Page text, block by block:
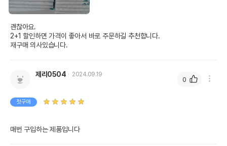
괜찮아요.
2+1 할인하면 가격이 좋아서 바로 주문하길 추천합니다.
재구매 의사있습니다.
제리0504 2024.09.19
첫구매
매번 구입하는 제품입니다
0